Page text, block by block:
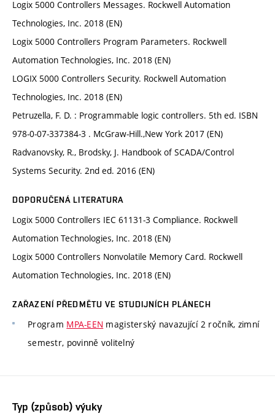
Logix 5000 Controllers Messages. Rockwell Automation
Technologies, Inc. 2018 (EN)
Logix 5000 Controllers Program Parameters. Rockwell
Automation Technologies, Inc. 2018 (EN)
LOGIX 5000 Controllers Security. Rockwell Automation
Technologies, Inc. 2018 (EN)
Petruzella, F. D. : Programmable logic controllers. 5th ed. ISBN
978-0-07-337384-3 . McGraw-Hill.,New York 2017 (EN)
Radvanovsky, R., Brodsky, J. Handbook of SCADA/Control
Systems Security. 2nd ed. 2016 (EN)
DOPORUČENÁ LITERATURA
Logix 5000 Controllers IEC 61131-3 Compliance. Rockwell
Automation Technologies, Inc. 2018 (EN)
Logix 5000 Controllers Nonvolatile Memory Card. Rockwell
Automation Technologies, Inc. 2018 (EN)
ZAŘAZENÍ PŘEDMĚTU VE STUDIJNÍCH PLÁNECH
Program MPA-EEN magisterský navazující 2 ročník, zimní
semestr, povinně volitelný
Typ (způsob) výuky